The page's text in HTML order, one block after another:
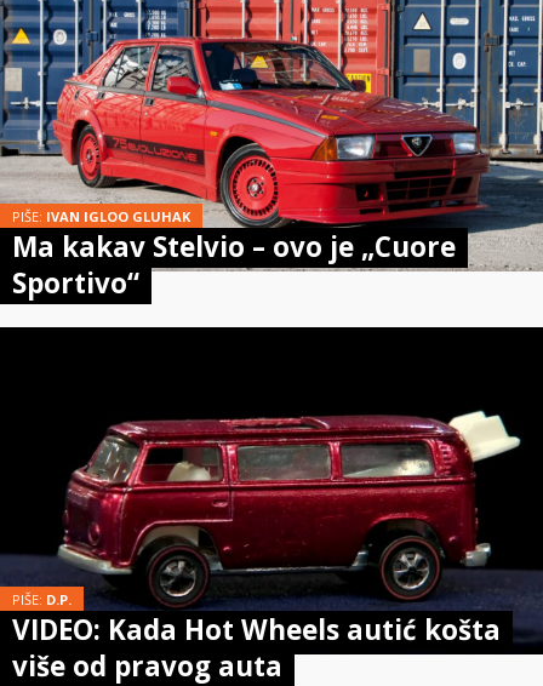
PIŠE: IVAN IGLOO GLUHAK
Ma kakav Stelvio – ovo je „Cuore
Sportivo“
PIŠE: D.P.
VIDEO: Kada Hot Wheels autić košta
više od pravog auta